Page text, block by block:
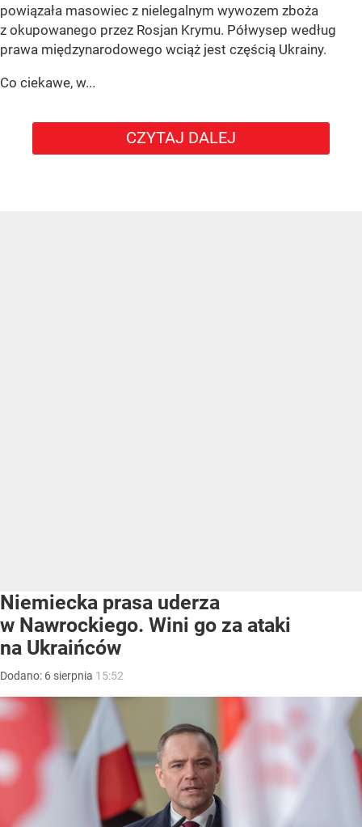
powiązała masowiec z nielegalnym wywozem zboża
z okupowanego przez Rosjan Krymu. Półwysep według
prawa międzynarodowego wciąż jest częścią Ukrainy.
Co ciekawe, w...
CZYTAJ DALEJ
Niemiecka prasa uderza
w Nawrockiego. Wini go za ataki
na Ukraińców
Dodano: 6 sierpnia 15:52